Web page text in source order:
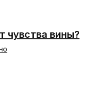
чувства вины?